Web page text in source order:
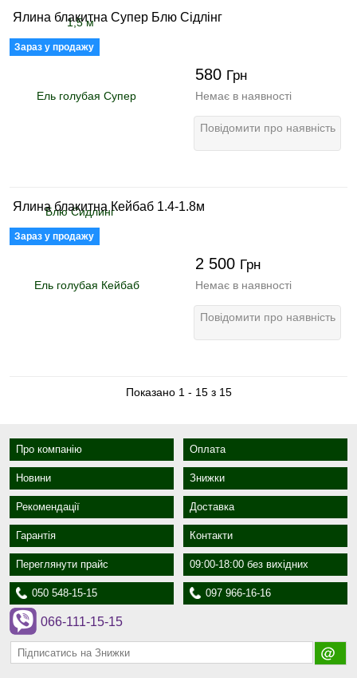
Ялина блакитна Супер Блю Сідлінг
Зараз у продажу
580 Грн
Немає в наявності
Повідомити про наявність
Ялина блакитна Кейбаб 1.4-1.8м
Зараз у продажу
2 500 Грн
Немає в наявності
Повідомити про наявність
Показано 1 - 15 з 15
Про компанію Оплата
Новини Знижки
Рекомендації Доставка
Гарантія Контакти
Переглянути прайс 09:00-18:00 без вихідних
050 548-15-15 097 966-16-16
066-111-15-15